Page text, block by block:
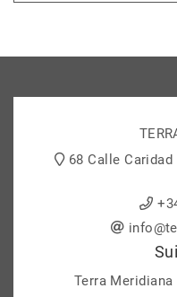
68 Calle
Terra